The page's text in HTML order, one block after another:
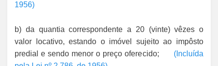
1956)
b) da quantia correspondente a 20 (vinte) vêzes o
valor locativo, estando o imóvel sujeito ao impôsto
predial e sendo menor o preço oferecido; (Incluída